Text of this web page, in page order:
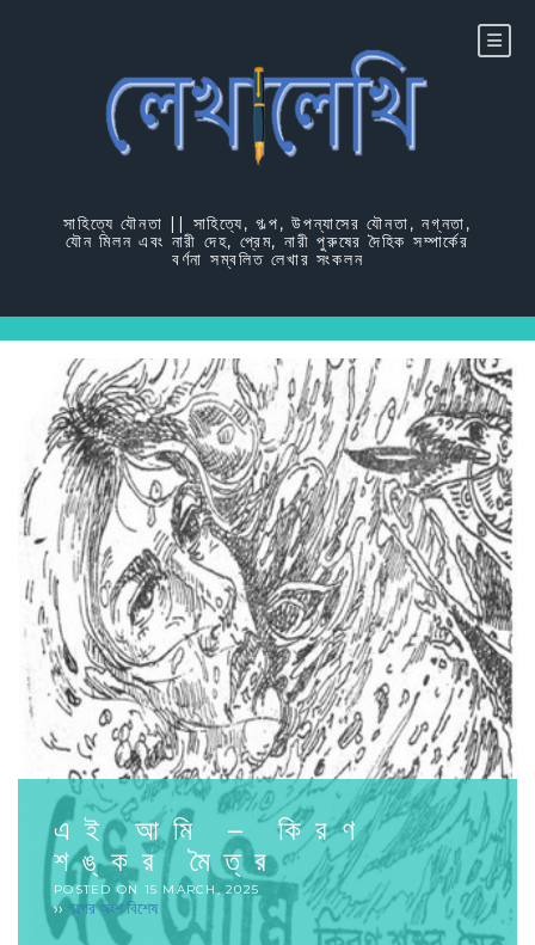
সাহিত্যে যৌনতা || সাহিত্যে, গল্প, উপন্যাসের যৌনতা, নগ্নতা,
যৌন মিলন এবং নারী দেহ, প্রেম, নারী পুরুষের দৈহিক সম্পার্কের
বর্ণনা সম্বলিত লেখার সংকলন
এই আমি – কিরণ
শঙ্কর মৈত্র
POSTED ON 15 MARCH, 2025
›› গল্পের অংশ বিশেষ